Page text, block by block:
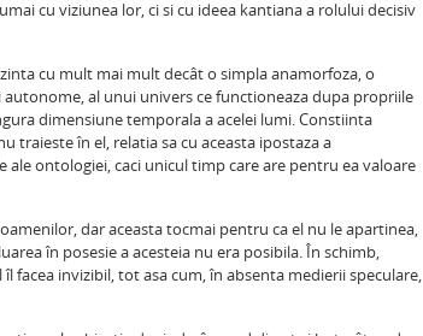
cu viziunea lor, ci si cu ideea kantiana a rolului decisiv
cu mult mai mult decât o simpla anamorfoza, o
al unui univers ce functioneaza dupa propriile
dimensiune temporala a acelei lumi. Constiinta
traieste în el, relatia sa cu aceasta ipostaza a
ontologiei, caci unicul timp care are pentru ea valoare
dar aceasta tocmai pentru ca el nu le apartinea,
în posesie a acesteia nu era posibila. În schimb,
invizibil, tot asa cum, în absenta medierii speculare,